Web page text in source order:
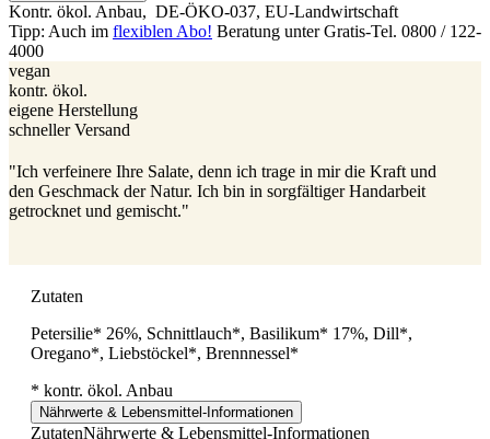
Kontr. ökol. Anbau, DE-ÖKO-037, EU-Landwirtschaft
Tipp: Auch im flexiblen Abo! Beratung unter Gratis-Tel. 0800 / 122-
4000
vegan
kontr. ökol.
eigene Herstellung
schneller Versand
"Ich verfeinere Ihre Salate, denn ich trage in mir die Kraft und
den Geschmack der Natur. Ich bin in sorgfältiger Handarbeit
getrocknet und gemischt."
Zutaten
Petersilie* 26%, Schnittlauch*, Basilikum* 17%, Dill*,
Oregano*, Liebstöckel*, Brennnessel*
* kontr. ökol. Anbau
Nährwerte & Lebensmittel-Informationen
ZutatenNährwerte & Lebensmittel-Informationen